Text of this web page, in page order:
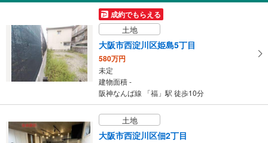
3,580万円
1SLDK
建物面積 116.32m
成約でもらえる
土地
大阪市西淀川区姫島5丁目
580万円
未定
建物面積 -
阪神なんば線 「福」駅 徒歩10分
土地
大阪市西淀川区佃2丁目